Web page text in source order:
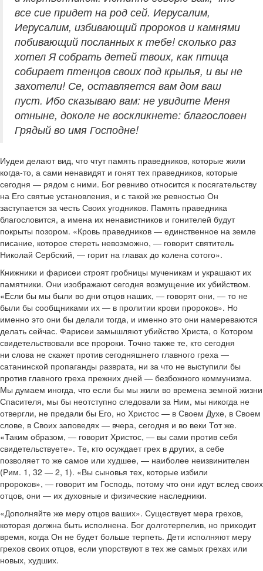
все сие придет на род сей. Иерусалим,
Иерусалим, избивающий пророков и камнями
побивающий посланных к тебе! сколько раз
хотел Я собрать детей твоих, как птица
собирает птенцов своих под крылья, и вы не
захотели! Се, оставляется вам дом ваш
пуст. Ибо сказываю вам: не увидите Меня
отныне, доколе не воскликнете: благословен
Грядый во имя Господне!
Иудеи делают вид, что чтут память праведников, которые жили
когда-то, а сами ненавидят и гонят тех праведников, которые
сегодня — рядом с ними. Бог ревниво относится к посягательству
на Его святые установления, и с такой же ревностью Он
заступается за честь Своих угодников. Память праведника
благословится, а имена их ненавистников и гонителей будут
покрыты позором. «Кровь праведников — единственное на земле
писание, которое стереть невозможно, — говорит святитель
Николай Сербский, — горит на главах до колена сотого».
Книжники и фарисеи строят гробницы мученикам и украшают их
памятники. Они изображают сегодня возмущение их убийством.
«Если бы мы были во дни отцов наших, — говорят они, — то не
были бы сообщниками их — в пролитии крови пророков». Но
именно это они бы делали тогда, и именно это они намереваются
делать сейчас. Фарисеи замышляют убийство Христа, о Котором
свидетельствовали все пророки. Точно также те, кто сегодня
ни слова не скажет против сегодняшнего главного греха —
сатанинской пропаганды разврата, ни за что не выступили бы
против главного греха прежних дней — безбожного коммунизма.
Мы думаем иногда, что если бы мы жили во времена земной жизни
Спасителя, мы бы неотступно следовали за Ним, мы никогда не
отвергли, не предали бы Его, но Христос — в Своем Духе, в Своем
слове, в Своих заповедях — вчера, сегодня и во веки Тот же.
«Таким образом, — говорит Христос, — вы сами против себя
свидетельствуете». Те, кто осуждает грех в других, а себе
позволяет то же самое или худшее, — наиболее неизвинителен
(Рим. 1, 32 — 2, 1). «Вы сыновья тех, которые избили
пророков», — говорит им Господь, потому что они идут вслед своих
отцов, они — их духовные и физические наследники.
«Дополняйте же меру отцов ваших». Существует мера грехов,
которая должна быть исполнена. Бог долготерпелив, но приходит
время, когда Он не будет больше терпеть. Дети исполняют меру
грехов своих отцов, если упорствуют в тех же самых грехах или
новых, худших.